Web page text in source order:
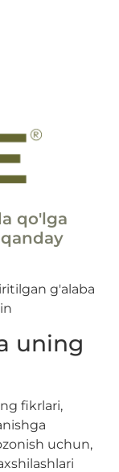
qo'lga
g'alaba
uning
fikrlari,
uchun,